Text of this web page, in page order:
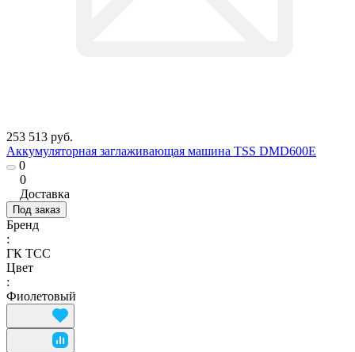
253 513 руб.
Аккумуляторная заглаживающая машина TSS DMD600E
0
0
Доставка
Под заказ
Бренд
:
ГК ТСС
Цвет
:
Фиолетовый